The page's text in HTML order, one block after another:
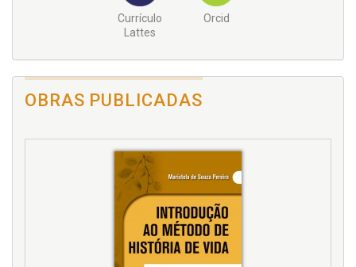
Currículo
Lattes
Orcid
OBRAS PUBLICADAS